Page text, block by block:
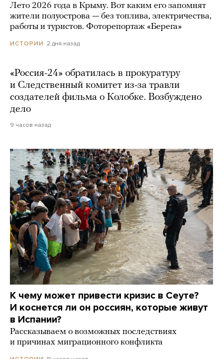
Лето 2026 года в Крыму. Вот каким его запомнят
жители полуострова — без топлива, электричества,
работы и туристов. Фоторепортаж «Берега»
ИСТОРИИ 2 дня назад
«Россия-24» обратилась в прокуратуру
и Следственный комитет из-за травли
создателей фильма о Колобке. Возбуждено
дело
9 часов назад
К чему может привести кризис в Сеуте?
И коснется ли он россиян, которые живут
в Испании?
Рассказываем о возможных последствиях
и причинах миграционного конфликта